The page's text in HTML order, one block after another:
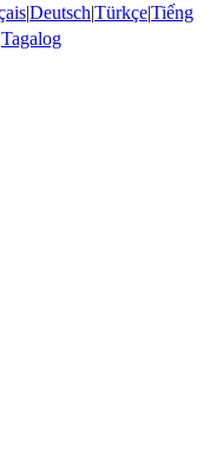
|Deutsch|Türkçe|Tiếng
Tagalog